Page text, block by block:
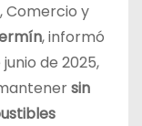
Comercio y
, informó
de 2025,
sin